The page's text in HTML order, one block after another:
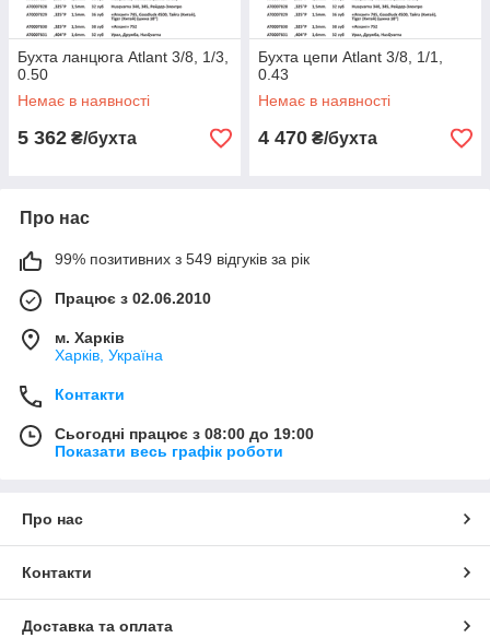
Бухта ланцюга Atlant 3/8, 1/3,
0.50
Немає в наявності
5 362 ₴/бухта
Бухта цепи Atlant 3/8, 1/1,
0.43
Немає в наявності
4 470 ₴/бухта
Про нас
99% позитивних з 549 відгуків за рік
Працює з 02.06.2010
м. Харків
Харків, Україна
Контакти
Сьогодні працює з 08:00 до 19:00
Показати весь графік роботи
Про нас
Контакти
Доставка та оплата